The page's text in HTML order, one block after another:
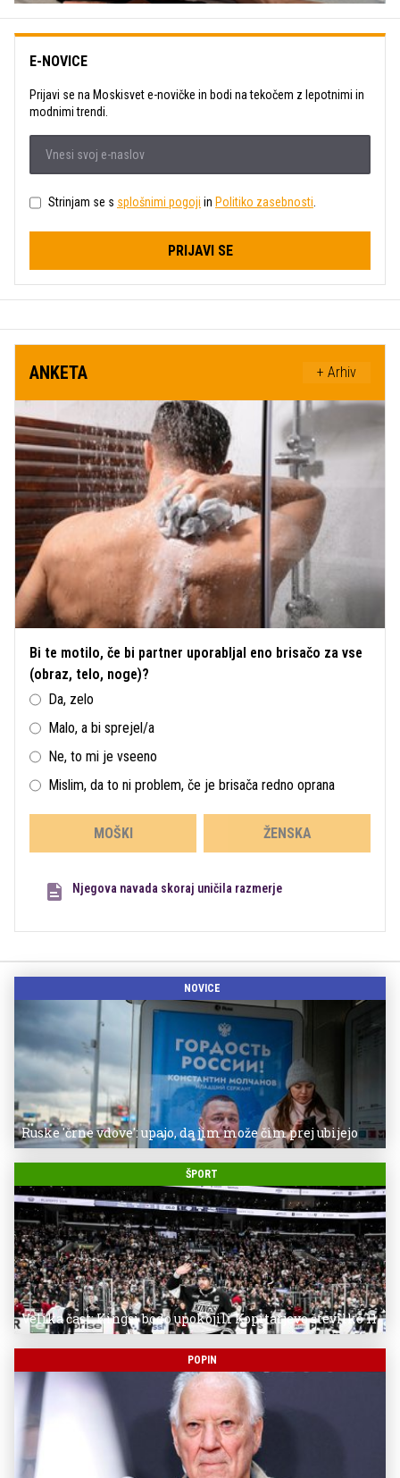
E-NOVICE
Prijavi se na Moskisvet e-novičke in bodi na tekočem z lepotnimi in
modnimi trendi.
Strinjam se s splošnimi pogoji in Politiko zasebnosti.
PRIJAVI SE
ANKETA + Arhiv
Bi te motilo, če bi partner uporabljal eno brisačo za vse
(obraz, telo, noge)?
Da, zelo
Malo, a bi sprejel/a
Ne, to mi je vseeno
Mislim, da to ni problem, če je brisača redno oprana
MOŠKI ŽENSKA
Njegova navada skoraj uničila razmerje
NOVICE
Ruske 'črne vdove': upajo, da jim može čim prej ubijejo
ŠPORT
Velika čast: Kingsi bodo upokojili Kopitarjevo številko 11
POPIN